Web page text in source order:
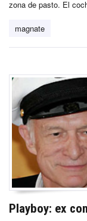
zona de pasto. El
magnate
Playboy: ex